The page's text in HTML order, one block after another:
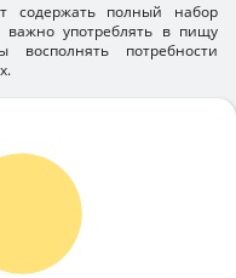
содержать полный набор
употреблять в пищу
восполнять потребности